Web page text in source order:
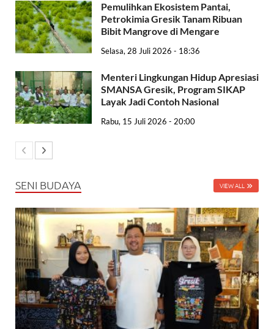
Pemulihkan Ekosistem Pantai,
Petrokimia Gresik Tanam Ribuan
Bibit Mangrove di Mengare
Selasa, 28 Juli 2026 - 18:36
Menteri Lingkungan Hidup Apresiasi
SMANSA Gresik, Program SIKAP
Layak Jadi Contoh Nasional
Rabu, 15 Juli 2026 - 20:00
SENI BUDAYA VIEW ALL